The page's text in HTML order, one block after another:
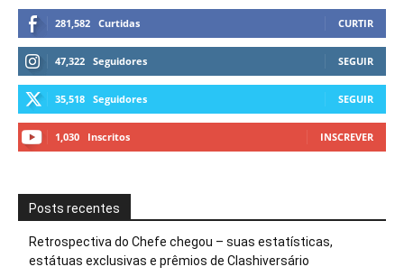
281,582 Curtidas CURTIR
47,322 Seguidores SEGUIR
35,518 Seguidores SEGUIR
1,030 Inscritos INSCREVER
Posts recentes
Retrospectiva do Chefe chegou – suas estatísticas,
estátuas exclusivas e prêmios de Clashiversário